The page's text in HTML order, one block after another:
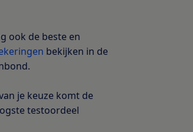
ook de beste en
bekijken in de
je keuze komt de
testoordeel